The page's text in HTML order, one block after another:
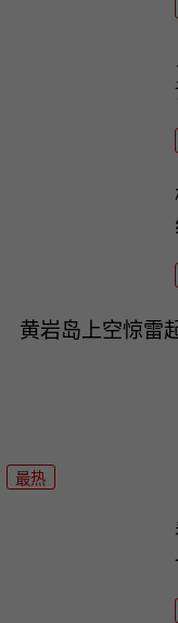
黄岩岛上空惊雷
最热